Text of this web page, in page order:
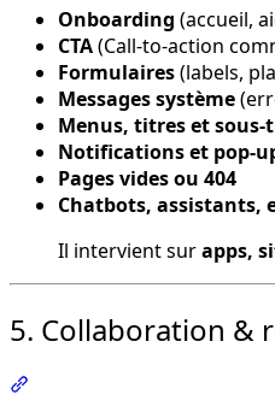
Onboarding (accueil,
CTA(Call-to-action
Formulaires(labels,
Messages système
Menus, titres et sous-
Notifications et pop-
Pages vides ou 404
Chatbots, assistants,
Il intervient surapps,
5. Collaboration &